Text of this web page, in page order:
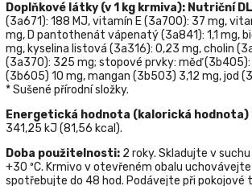
Doplňkové látky (v 1 kg krmiva): Nutriční
(3а671): 188 МJ,vitamín Е (3а700): 37 mg,
mg,D pantothenát vápenatý(3а841): 1,1 mg,
mg, kyselina listová (3а316): 0,23 mg,cholin
(3а370): 325 mg; stopové prvky: měď
(3b605) 10 mg, mangan (3b503) 3,12 mg, jod
* Sušené přírodní složky.
Energetická hodnota (kalorická hodnota)
341,25 kJ (81,56 kcal).
Doba použitelnosti: 2 roky. Skladujte vsuchu
+30 ºС. Krmivo v otevřeném obalu uchovávejte
spotřebujte do 48 hod. Podávejte při pokojové